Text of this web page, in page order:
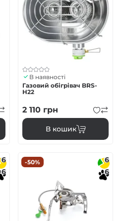
В наявності
Газовий обігрівач BRS-
H22
2 110 грн
В кошик
6
6
-50%
6
6